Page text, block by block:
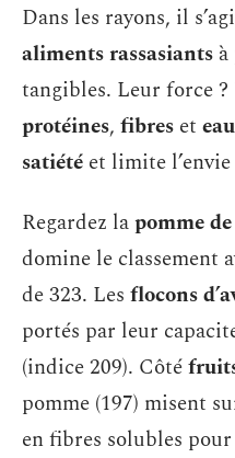
Dans les rayons, il
aliments rassasiants
tangibles. Leur force
protéines, fibres et eau
satiété et limite
Regardez lapomme
domine le classement
de 323. Les flocons
portés par leur
(indice 209). Côté
pomme (197) misent
en fibres solubles